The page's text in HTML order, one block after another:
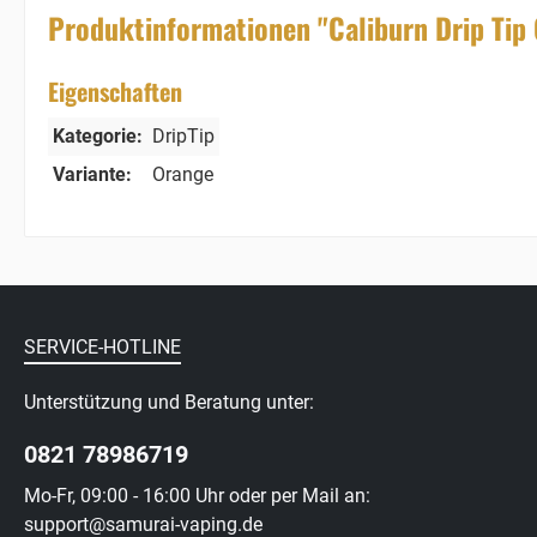
Produktinformationen "Caliburn Drip Tip
Eigenschaften
Kategorie: DripTip
Variante:
Orange
SERVICE-HOTLINE
Unterstützung und Beratung unter:
0821 78986719
Mo-Fr, 09:00 - 16:00 Uhr oder per Mail an:
support@samurai-vaping.de